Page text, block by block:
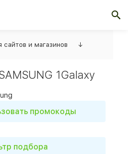
и магазинов ↓
1Galaxy
промокоды
подбора